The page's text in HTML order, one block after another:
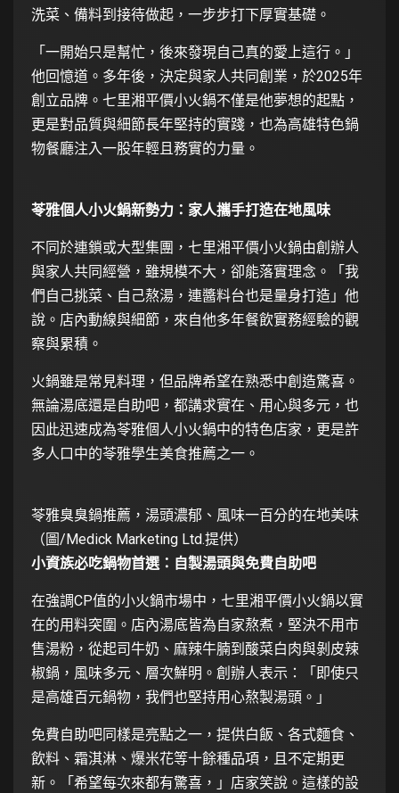
洗菜、備料到接待做起，一步步打下厚實基礎。
「一開始只是幫忙，後來發現自己真的愛上這行。」
他回憶道。多年後，決定與家人共同創業，於2025年
創立品牌。七里湘平價小火鍋不僅是他夢想的起點，
更是對品質與細節長年堅持的實踐，也為高雄特色鍋
物餐廳注入一股年輕且務實的力量。
苓雅個人小火鍋新勢力：家人攜手打造在地風味
不同於連鎖或大型集團，七里湘平價小火鍋由創辦人
與家人共同經營，雖規模不大，卻能落實理念。「我
們自己挑菜、自己熬湯，連醬料台也是量身打造」他
說。店內動線與細節，來自他多年餐飲實務經驗的觀
察與累積。
火鍋雖是常見料理，但品牌希望在熟悉中創造驚喜。
無論湯底還是自助吧，都講求實在、用心與多元，也
因此迅速成為苓雅個人小火鍋中的特色店家，更是許
多人口中的苓雅學生美食推薦之一。
苓雅臭臭鍋推薦，湯頭濃郁、風味一百分的在地美味
（圖/Medick Marketing Ltd.提供）
小資族必吃鍋物首選：自製湯頭與免費自助吧
在強調CP值的小火鍋市場中，七里湘平價小火鍋以實
在的用料突圍。店內湯底皆為自家熬煮，堅決不用市
售湯粉，從起司牛奶、麻辣牛腩到酸菜白肉與剝皮辣
椒鍋，風味多元、層次鮮明。創辦人表示：「即使只
是高雄百元鍋物，我們也堅持用心熬製湯頭。」
免費自助吧同樣是亮點之一，提供白飯、各式麵食、
飲料、霜淇淋、爆米花等十餘種品項，且不定期更
新。「希望每次來都有驚喜，」店家笑說。這樣的設